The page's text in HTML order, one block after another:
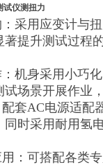
采用应变计与
著提升测试过程
机身采用小巧
场景开展作业
套AC电源适配
同时采用耐用氢
：可搭配各类